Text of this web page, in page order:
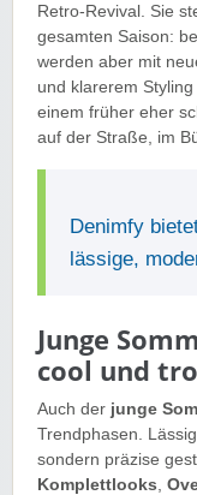
Retro-Revival. Sie
gesamten Saison:
werden aber mit
und klarerem
einem früher eher
auf der Straße, im
Denimfy
lässige,
Junge
cool und
Auch der junge
Trendphasen.
sondern präzise
Komplettlooks